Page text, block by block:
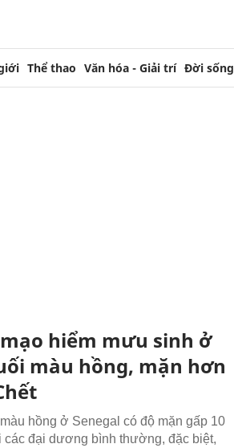
Thể thao Văn hóa - Giải trí Đời sống
hiểm mưu sinh ở
màu hồng, mặn hơn
hồng ở Senegal có độ mặn gấp 10
các đại dương bình thường, đặc biệt,